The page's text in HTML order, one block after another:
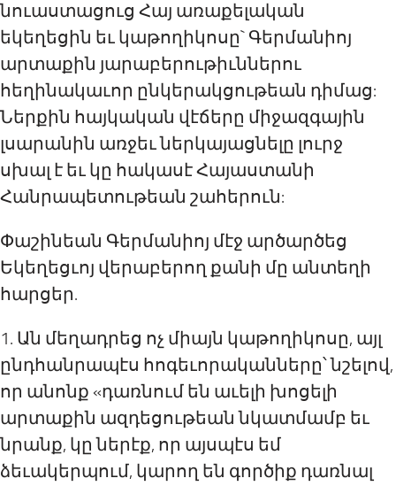
նուաստացուց Հայ առաքելական
եկեղեցին եւ կաթողիկոսը` Գերմանիոյ
արտաքին յարաբերութիւններու
հեղինակաւոր ընկերակցութեան դիմաց:
Ներքին հայկական վէճերը միջազգային
լսարանին առջեւ ներկայացնելը լուրջ
սխալ է եւ կը հակասէ Հայաստանի
Հանրապետութեան շահերուն:
Փաշինեան Գերմանիոյ մէջ արծարծեց
Եկեղեցւոյ վերաբերող քանի մը անտեղի
հարցեր.
1. Ան մեղադրեց ոչ միայն կաթողիկոսը, այլ
ընդհանրապէս հոգեւորականները՝ նշելով,
որ անոնք «դառնում են աւելի խոցելի
արտաքին ազդեցութեան նկատմամբ եւ
նրանք, կը ներէք, որ այսպէս եմ
ձեւակերպում, կարող են գործիք դառնալ